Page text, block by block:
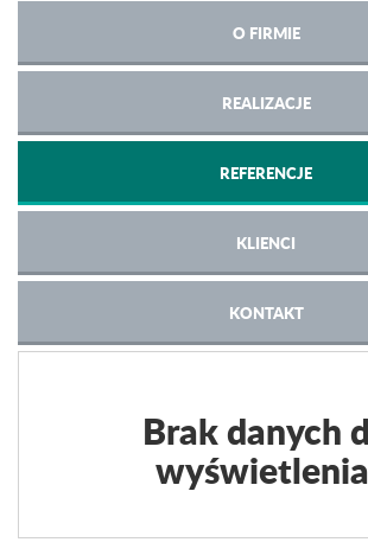
O FIRMIE
REALIZACJE
REFERENCJE
KLIENCI
KONTAKT
Brak danych